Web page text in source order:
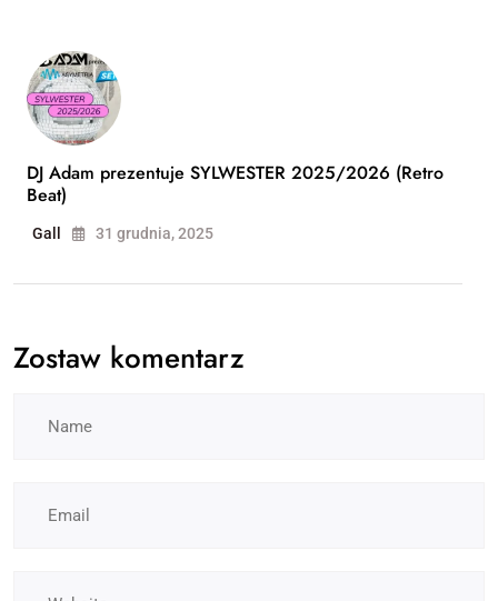
DJ Adam prezentuje SYLWESTER 2025/2026 (Retro
Beat)
Gall 31 grudnia, 2025
Zostaw komentarz